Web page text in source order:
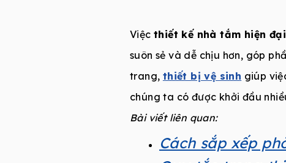
Việc thiết kế nhà tắm hiện đại
suôn sẻ và dễ chịu hơn, góp
trang, thiết bị vệ sinh giúp
chúng ta có được khởi đầu
Bài viết liên quan:
Cách sắp xếp